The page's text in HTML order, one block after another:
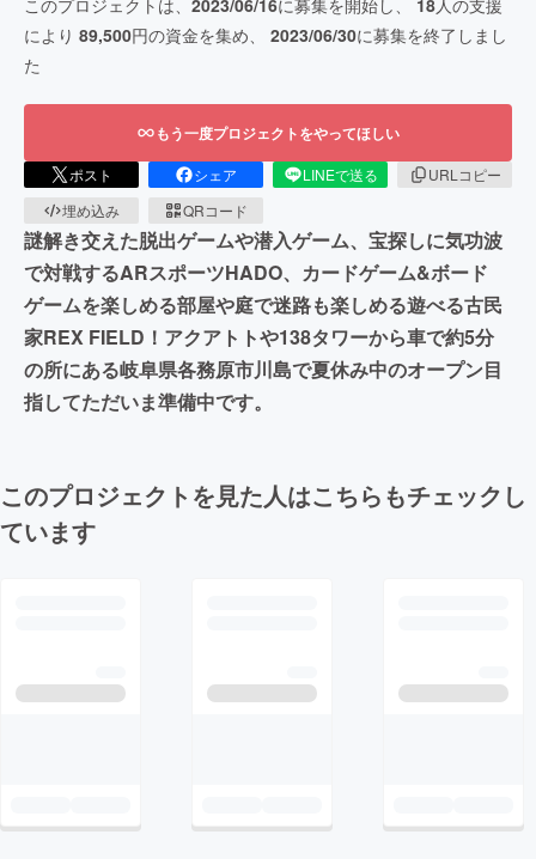
このプロジェクトは、 2023/06/16に募集を開始し、 18人の支援
により 89,500円の資金を集め、 2023/06/30に募集を終了しまし
た
もう一度プロジェクトをやってほしい
ポスト シェア LINEで送る
URLコピー
埋め込み
QRコード
謎解き交えた脱出ゲームや潜入ゲーム、宝探しに気功波
で対戦するARスポーツHADO、カードゲーム&ボード
ゲームを楽しめる部屋や庭で迷路も楽しめる遊べる古民
家REX FIELD！アクアトトや138タワーから車で約5分
の所にある岐阜県各務原市川島で夏休み中のオープン目
指してただいま準備中です。
このプロジェクトを見た人はこちらもチェックし
ています